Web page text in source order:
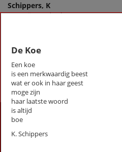
Schippers, K
Bij Loosdrecht
Liefdesgedicht
«First‹Previous
1 ›Next»Last
De Koe
Een koe
is een merkwaardig beest
wat er ook in haar geest
moge zijn
haar laatste woord
is altijd
boe
K. Schippers
Activiteiten
Lezingen door en over schrijvers